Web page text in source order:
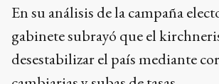
En su análisis de la campaña
gabinete subrayó que el
desestabilizar el país mediante